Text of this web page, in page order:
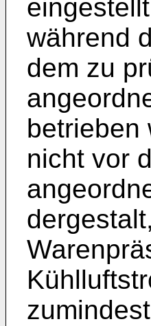
während
dem zu
betrieben
nicht vor